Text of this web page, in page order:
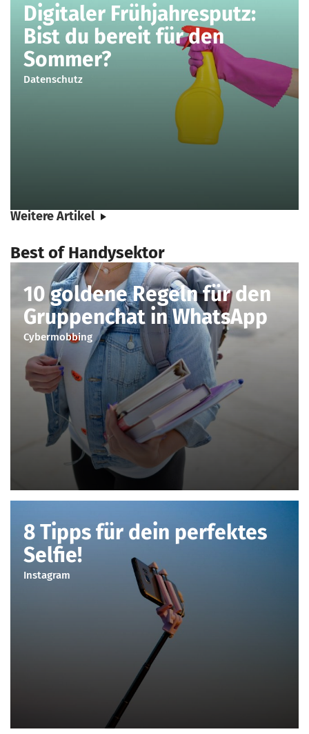
Digitaler Frühjahresputz:
Bist du bereit für den
Sommer?
Datenschutz
Weitere Artikel
Best of Handysektor
10 goldene Regeln für den
Gruppenchat in WhatsApp
Cybermobbing
8 Tipps für dein perfektes
Selfie!
Instagram